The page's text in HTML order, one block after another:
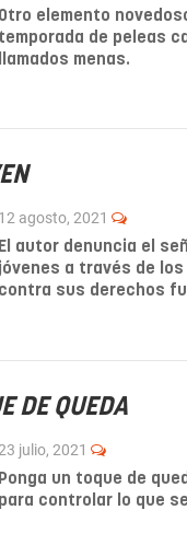
Otro elemento
temporada de peleas
llamados menas.
12 agosto, 2021
El autor denuncia el
jóvenes a través de
contra sus derechos
DE QUEDA
julio, 2021
Ponga un toque de
para controlar lo que